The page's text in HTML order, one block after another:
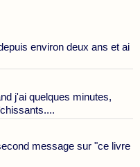
environ deux ans et ai
j'ai quelques minutes,
message sur "ce livre